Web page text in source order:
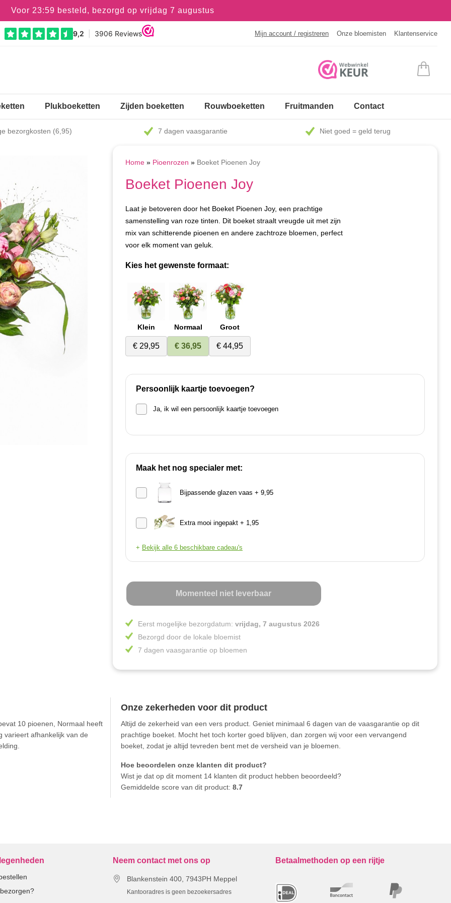
Voor 23:59 besteld, bezorgd op vrijdag 7 augustus
Mijn account / registreren Onze bloemisten Klantenservice
Plukboeketten Zijden boeketten Rouwboeketten Fruitmanden Contact
bezorgkosten (6,95) 7 dagen vaasgarantie Niet goed = geld terug
Home » Pioenrozen » Boeket Pioenen Joy
Boeket Pioenen Joy
Laat je betoveren door het Boeket Pioenen Joy, een prachtige
samenstelling van roze tinten. Dit boeket straalt vreugde uit met zijn
mix van schitterende pioenen en andere zachtroze bloemen, perfect
voor elk moment van geluk.
Kies het gewenste formaat:
Klein
€ 29,95
Normaal
€ 36,95
Groot
€ 44,95
Persoonlijk kaartje toevoegen?
Ja, ik wil een persoonlijk kaartje toevoegen
Maak het nog specialer met:
Bijpassende glazen vaas + 9,95
Extra mooi ingepakt + 1,95
+ Bekijk alle 6 beschikbare cadeau's
Momenteel niet leverbaar
Eerst mogelijke bezorgdatum: vrijdag, 7 augustus 2026
Bezorgd door de lokale bloemist
7 dagen vaasgarantie op bloemen
10 pioenen, Normaal heeft
varieert afhankelijk van de
Onze zekerheden voor dit product
Altijd de zekerheid van een vers product. Geniet minimaal 6 dagen van de vaasgarantie op dit
prachtige boeket. Mocht het toch korter goed blijven, dan zorgen wij voor een vervangend
boeket, zodat je altijd tevreden bent met de versheid van je bloemen.
Hoe beoordelen onze klanten dit product?
Wist je dat op dit moment 14 klanten dit product hebben beoordeeld?
Gemiddelde score van dit product: 8.7
Neem contact met ons op
Blankenstein 400, 7943PH Meppel
Kantooradres is geen bezoekersadres
Betaalmethoden op een rijtje